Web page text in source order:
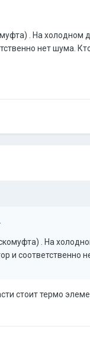
. На холодном
нет шума.
. На
и соответственно
стоит термо